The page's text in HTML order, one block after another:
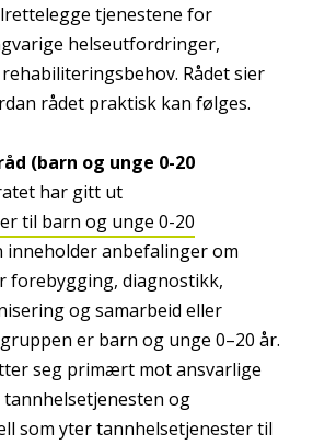
tjenestene for
helseutfordringer,
Rådet sier
rådet praktisk kan følges.
(barn og unge 0-20
har gitt ut
til barn og unge 0-20
inneholder anbefalinger om
forebygging, diagnostikk,
og samarbeid eller
er barn og unge 0–20 år.
seg primært mot ansvarlige
og
som yter tannhelsetjenester til